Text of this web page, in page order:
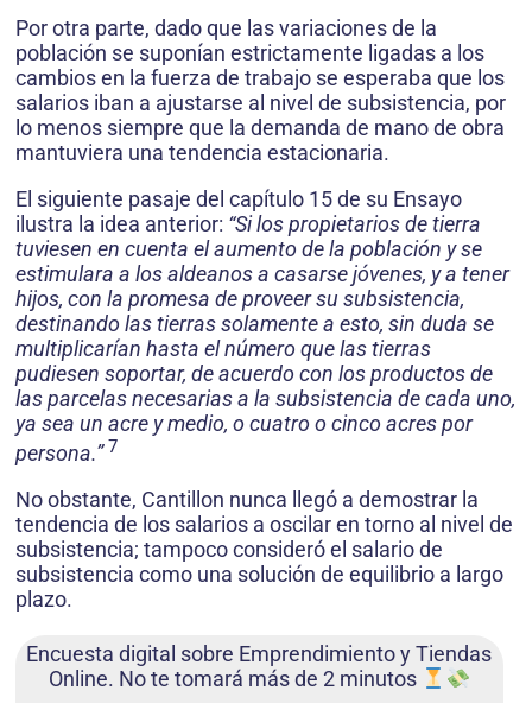
Por otra parte, dado que las variaciones de la
población se suponían estrictamente ligadas a los
cambios en la fuerza de trabajo se esperaba que los
salarios iban a ajustarse al nivel de subsistencia, por
lo menos siempre que la demanda de mano de obra
mantuviera una tendencia estacionaria.
El siguiente pasaje del capítulo 15 de su Ensayo
ilustra la idea anterior: “Si los propietarios de tierra
tuviesen en cuenta el aumento de la población y se
estimulara a los aldeanos a casarse jóvenes, y a tener
hijos, con la promesa de proveer su subsistencia,
destinando las tierras solamente a esto, sin duda se
multiplicarían hasta el número que las tierras
pudiesen soportar, de acuerdo con los productos de
las parcelas necesarias a la subsistencia de cada uno,
ya sea un acre y medio, o cuatro o cinco acres por
persona.” 7
No obstante, Cantillon nunca llegó a demostrar la
tendencia de los salarios a oscilar en torno al nivel de
subsistencia; tampoco consideró el salario de
subsistencia como una solución de equilibrio a largo
plazo.
Encuesta digital sobre Emprendimiento y Tiendas
Online. No te tomará más de 2 minutos